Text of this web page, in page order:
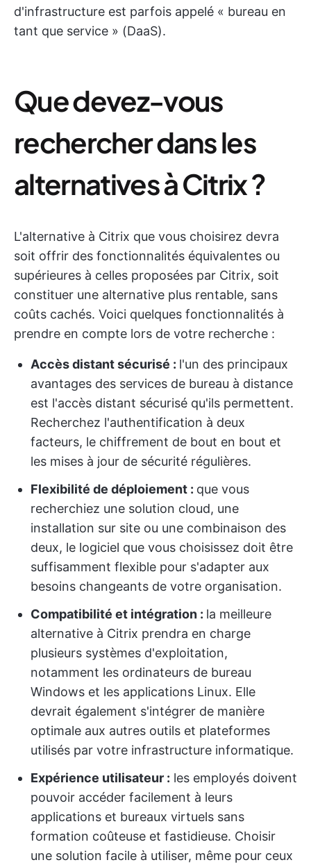
d'infrastructure est parfois appelé « bureau en
tant que service » (DaaS).
Que devez-vous
rechercher dans les
alternatives à Citrix ?
L'alternative à Citrix que vous choisirez devra
soit offrir des fonctionnalités équivalentes ou
supérieures à celles proposées par Citrix, soit
constituer une alternative plus rentable, sans
coûts cachés. Voici quelques fonctionnalités à
prendre en compte lors de votre recherche :
Accès distant sécurisé : l'un des principaux
avantages des services de bureau à distance
est l'accès distant sécurisé qu'ils permettent.
Recherchez l'authentification à deux
facteurs, le chiffrement de bout en bout et
les mises à jour de sécurité régulières.
Flexibilité de déploiement : que vous
recherchiez une solution cloud, une
installation sur site ou une combinaison des
deux, le logiciel que vous choisissez doit être
suffisamment flexible pour s'adapter aux
besoins changeants de votre organisation.
Compatibilité et intégration : la meilleure
alternative à Citrix prendra en charge
plusieurs systèmes d'exploitation,
notamment les ordinateurs de bureau
Windows et les applications Linux. Elle
devrait également s'intégrer de manière
optimale aux autres outils et plateformes
utilisés par votre infrastructure informatique.
Expérience utilisateur : les employés doivent
pouvoir accéder facilement à leurs
applications et bureaux virtuels sans
formation coûteuse et fastidieuse. Choisir
une solution facile à utiliser, même pour ceux